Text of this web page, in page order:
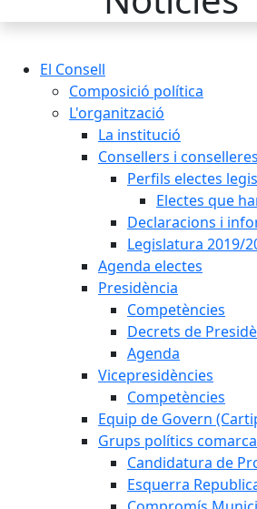
El Consell
Composició política
L'organització
La institució
Consellers i conselleres
Perfils electes
Electes que
Declaracions i
Legislatura 2019/
Agenda electes
Presidència
Competències
Decrets de
Agenda
Vicepresidències
Competències
Equip de Govern
Grups polítics
Candidatura de
Esquerra